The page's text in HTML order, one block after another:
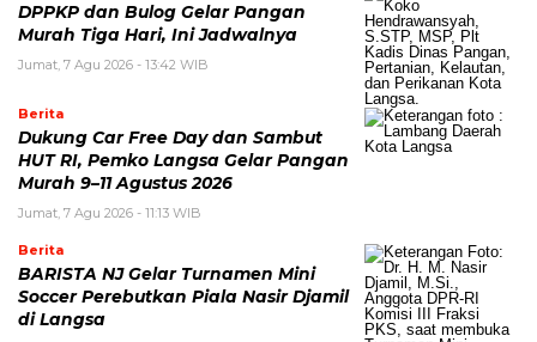
DPPKP dan Bulog Gelar Pangan
Murah Tiga Hari, Ini Jadwalnya
Jumat, 7 Agu 2026 - 13:42 WIB
Berita
Dukung Car Free Day dan Sambut
HUT RI, Pemko Langsa Gelar Pangan
Murah 9–11 Agustus 2026
Jumat, 7 Agu 2026 - 11:13 WIB
Berita
BARISTA NJ Gelar Turnamen Mini
Soccer Perebutkan Piala Nasir Djamil
di Langsa